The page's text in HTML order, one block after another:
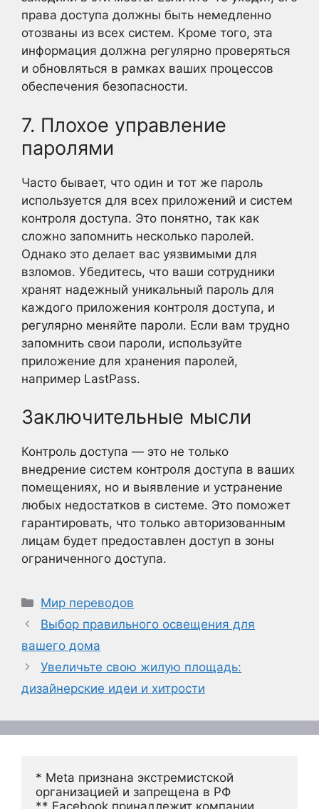
права доступа должны быть немедленно
отозваны из всех систем. Кроме того, эта
информация должна регулярно проверяться
и обновляться в рамках ваших процессов
обеспечения безопасности.
7. Плохое управление
паролями
Часто бывает, что один и тот же пароль
используется для всех приложений и систем
контроля доступа. Это понятно, так как
сложно запомнить несколько паролей.
Однако это делает вас уязвимыми для
взломов. Убедитесь, что ваши сотрудники
хранят надежный уникальный пароль для
каждого приложения контроля доступа, и
регулярно меняйте пароли. Если вам трудно
запомнить свои пароли, используйте
приложение для хранения паролей,
например LastPass.
Заключительные мысли
Контроль доступа — это не только
внедрение систем контроля доступа в ваших
помещениях, но и выявление и устранение
любых недостатков в системе. Это поможет
гарантировать, что только авторизованным
лицам будет предоставлен доступ в зоны
ограниченного доступа.
Рубрики
Мир переводов
Выбор правильного освещения для
вашего дома
Увеличьте свою жилую площадь:
дизайнерские идеи и хитрости
* Meta признана экстремистской
организацией и запрещена в РФ
** Facebook принадлежит компании